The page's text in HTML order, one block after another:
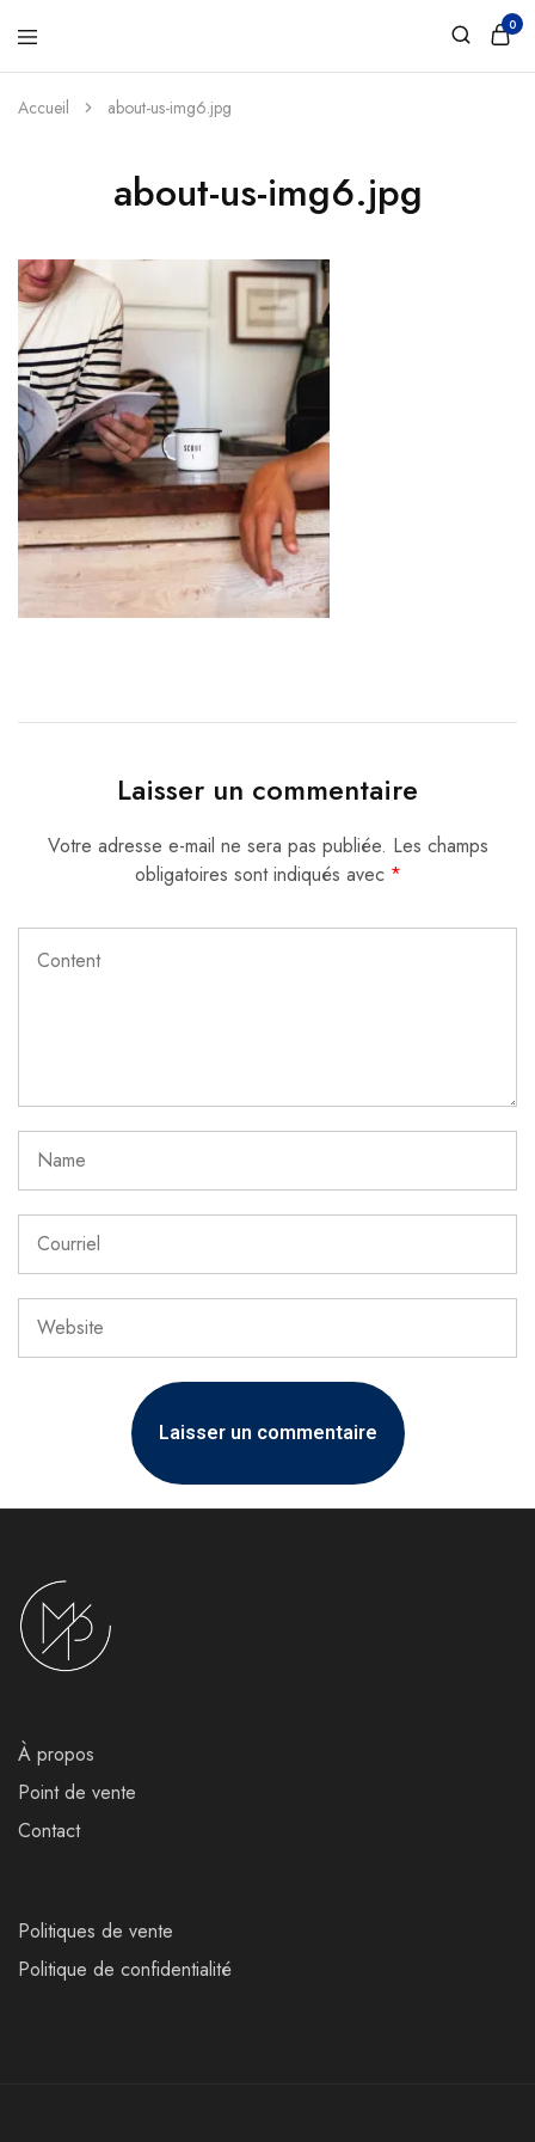
0
Accueil about-us-img6.jpg
about-us-img6.jpg
Laisser un commentaire
Votre adresse e-mail ne sera pas publiée. Les champs
obligatoires sont indiqués avec *
À propos
Point de vente
Contact
Politiques de vente
Politique de confidentialité